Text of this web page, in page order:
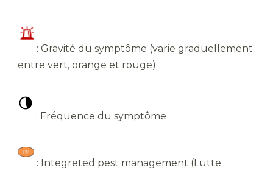
: Gravité du symptôme (varie graduellement
entre vert, orange et rouge)
: Fréquence du symptôme
: Integreted pest management (Lutte